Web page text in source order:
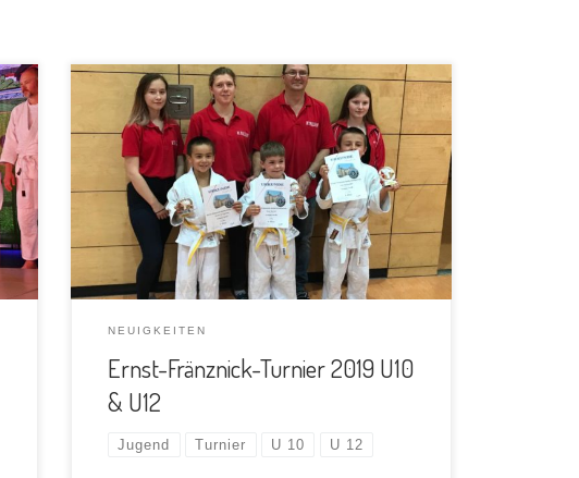
Am 18.05.2019 nahmen 6 unserer Kämpfer am
Ernst-Fränznick-Turnier in Schwetzingen teil. In
der U10 bestritten Sion, Lars und Henry erst
NEUIGKEITEN
Ernst-Fränznick-Turnier 2019 U10
& U12
Jugend Turnier U 10 U 12